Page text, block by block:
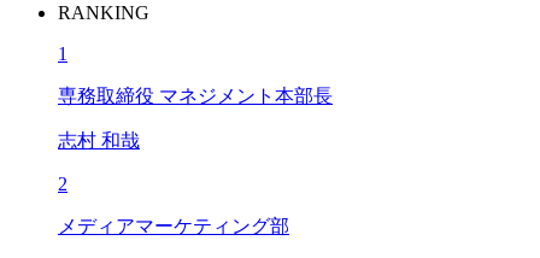
RANKING
1
専務取締役 マネジメント本部長
志村 和哉
2
メディアマーケティング部